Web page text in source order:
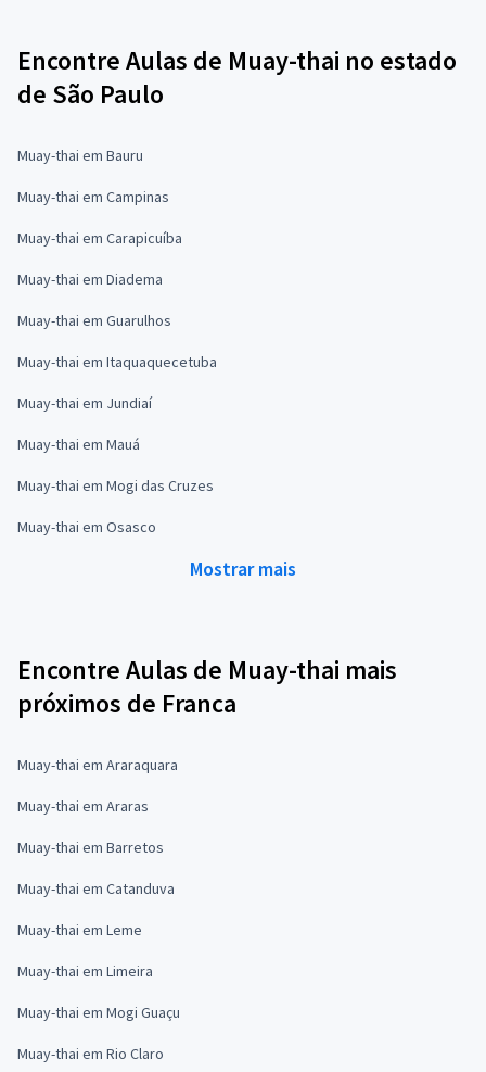
Encontre Aulas de Muay-thai no estado
de São Paulo
Muay-thai em Bauru
Muay-thai em Campinas
Muay-thai em Carapicuíba
Muay-thai em Diadema
Muay-thai em Guarulhos
Muay-thai em Itaquaquecetuba
Muay-thai em Jundiaí
Muay-thai em Mauá
Muay-thai em Mogi das Cruzes
Muay-thai em Osasco
Mostrar mais
Encontre Aulas de Muay-thai mais
próximos de Franca
Muay-thai em Araraquara
Muay-thai em Araras
Muay-thai em Barretos
Muay-thai em Catanduva
Muay-thai em Leme
Muay-thai em Limeira
Muay-thai em Mogi Guaçu
Muay-thai em Rio Claro